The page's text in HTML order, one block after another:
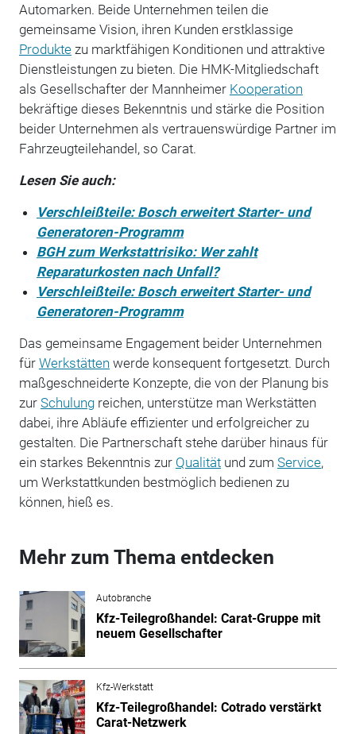
Automarken. Beide Unternehmen teilen die
gemeinsame Vision, ihren Kunden erstklassige
Produktezu marktfähigen Konditionen und attraktive
Dienstleistungen zu bieten. Die HMK-Mitgliedschaft
als Gesellschafter der Mannheimer Kooperation
bekräftige dieses Bekenntnis und stärke die Position
beider Unternehmen als vertrauenswürdige Partner im
Fahrzeugteilehandel, so Carat.
Lesen Sie auch:
Verschleißteile: Bosch erweitert Starter- und
Generatoren-Programm
BGH zum Werkstattrisiko: Wer zahlt
Reparaturkosten nach Unfall?
Verschleißteile: Bosch erweitert Starter- und
Generatoren-Programm
Das gemeinsame Engagement beider Unternehmen
für Werkstätten werde konsequent fortgesetzt. Durch
maßgeschneiderte Konzepte, die von der Planung bis
zur Schulungreichen, unterstütze man Werkstätten
dabei, ihre Abläufe effizienter und erfolgreicher zu
gestalten. Die Partnerschaft stehe darüber hinaus für
ein starkes Bekenntnis zur Qualitätund zum Service,
um Werkstattkunden bestmöglich bedienen zu
können, hieß es.
Mehr zum Thema entdecken
Autobranche
Kfz-Teilegroßhandel: Carat-Gruppe mit
neuem Gesellschafter
Kfz-Werkstatt
Kfz-Teilegroßhandel: Cotrado verstärkt
Carat-Netzwerk